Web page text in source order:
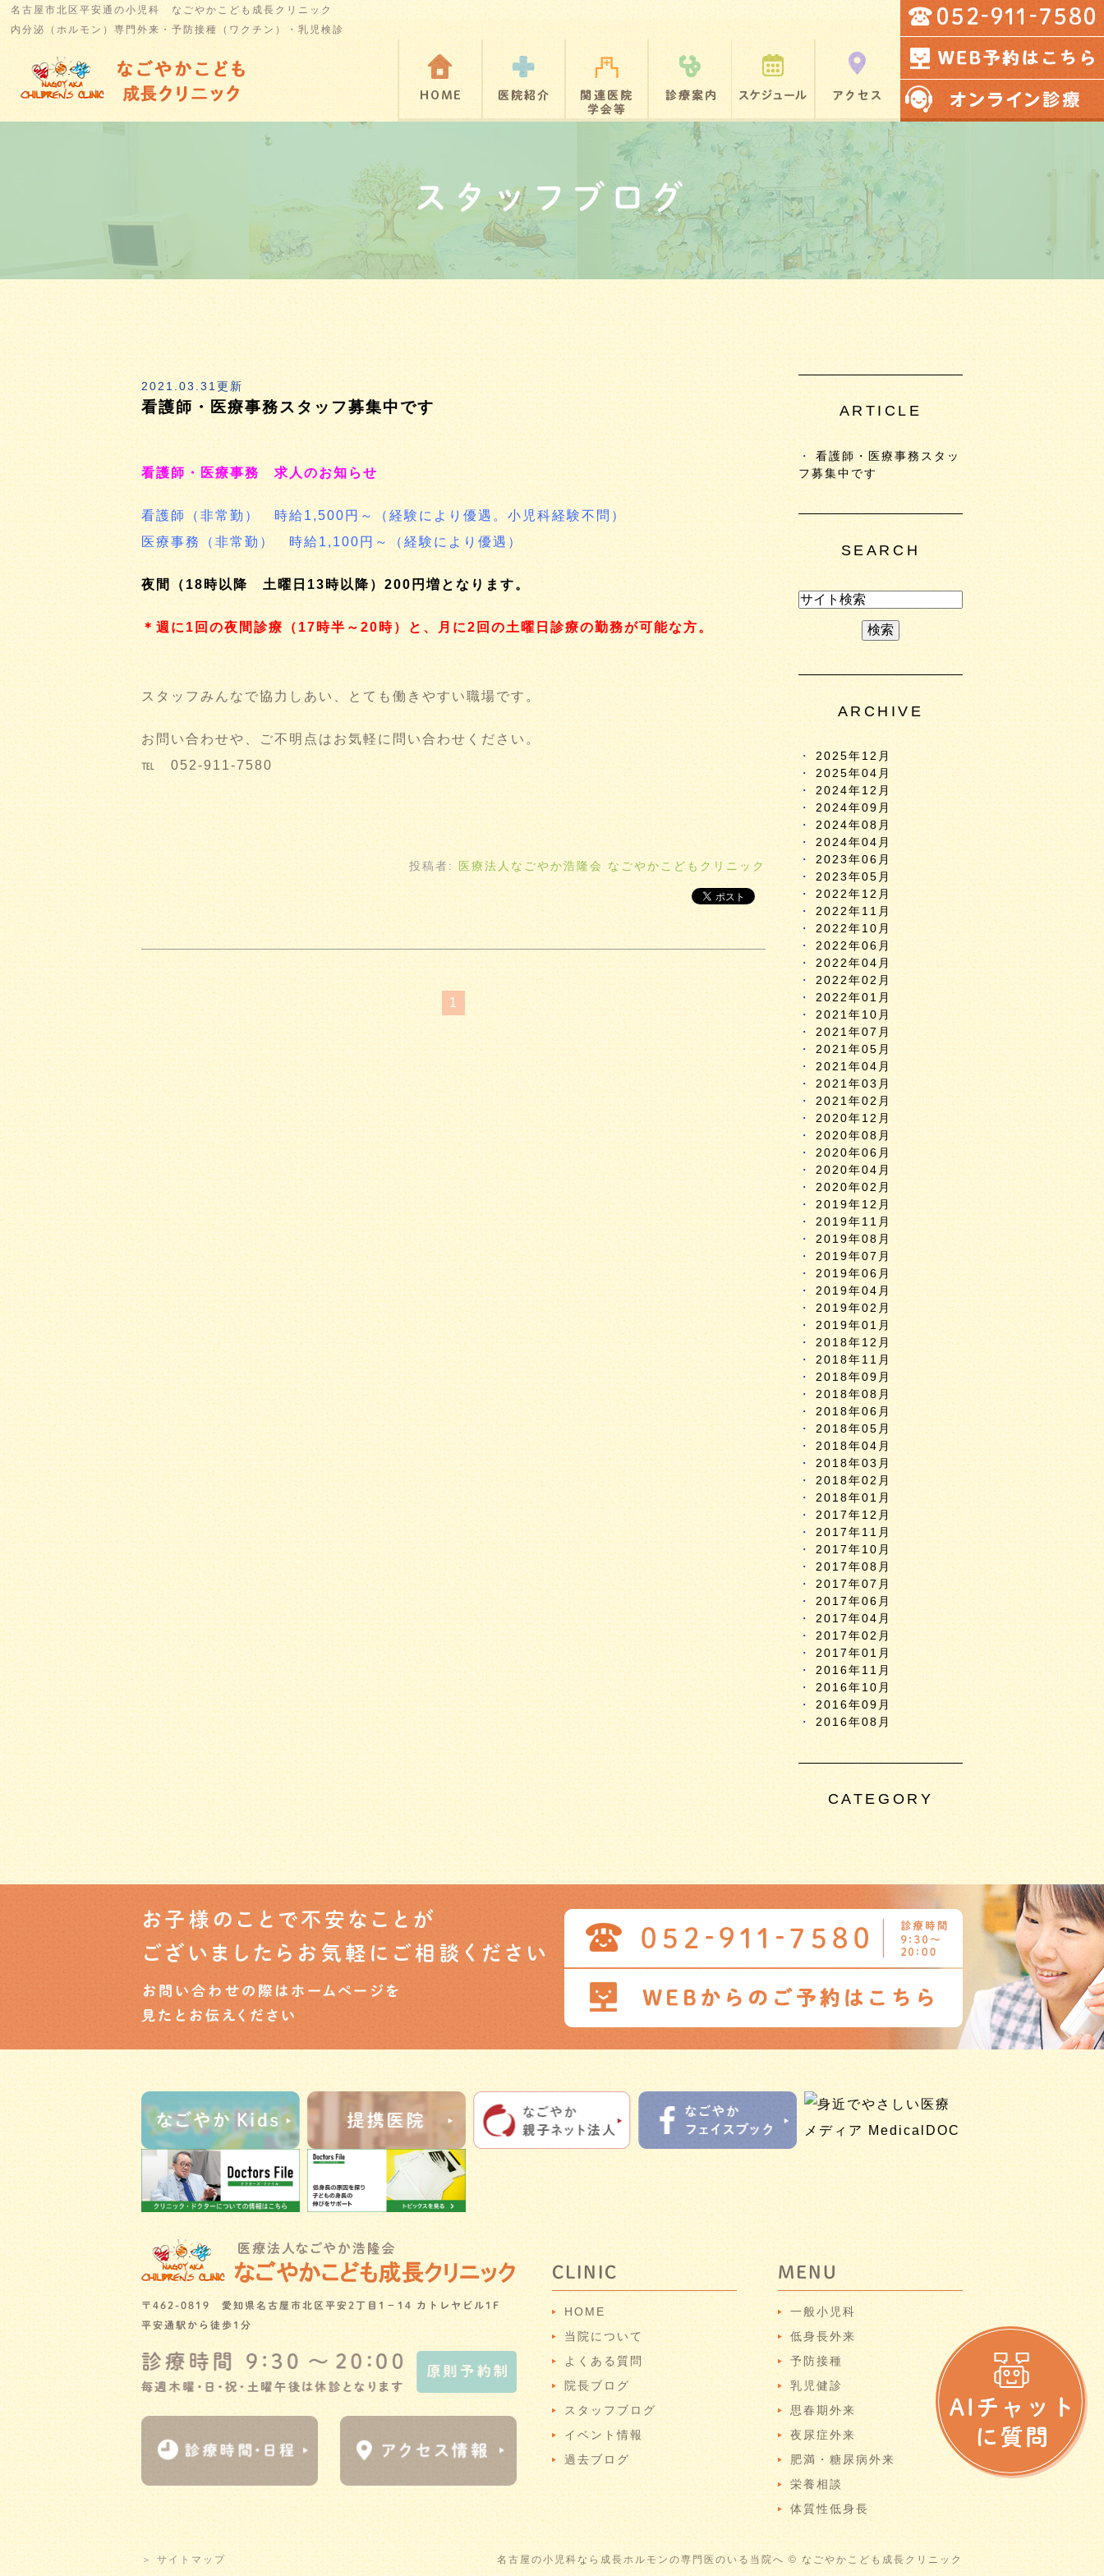
名古屋市北区平安通の小児科 なごやかこども成長クリニック
内分泌（ホルモン）専門外来・予防接種（ワクチン）・乳児検診
スタッフブログ
2021.03.31更新
看護師・医療事務スタッフ募集中です
看護師・医療事務 求人のお知らせ
看護師（非常勤） 時給1,500円～（経験により優遇。小児科経験不問）
医療事務（非常勤） 時給1,100円～（経験により優遇）
夜間（18時以降 土曜日13時以降）200円増となります。
＊週に1回の夜間診療（17時半～20時）と、月に2回の土曜日診療の勤務が可能な方。
スタッフみんなで協力しあい、とても働きやすい職場です。
お問い合わせや、ご不明点はお気軽に問い合わせください。
℡ 052-911-7580
投稿者: 医療法人なごやか浩隆会 なごやかこどもクリニック
1
ARTICLE
看護師・医療事務スタッ
フ募集中です
SEARCH
ARCHIVE
2025年12月
2025年04月
2024年12月
2024年09月
2024年08月
2024年04月
2023年06月
2023年05月
2022年12月
2022年11月
2022年10月
2022年06月
2022年04月
2022年02月
2022年01月
2021年10月
2021年07月
2021年05月
2021年04月
2021年03月
2021年02月
2020年12月
2020年08月
2020年06月
2020年04月
2020年02月
2019年12月
2019年11月
2019年08月
2019年07月
2019年06月
2019年04月
2019年02月
2019年01月
2018年12月
2018年11月
2018年09月
2018年08月
2018年06月
2018年05月
2018年04月
2018年03月
2018年02月
2018年01月
2017年12月
2017年11月
2017年10月
2017年08月
2017年07月
2017年06月
2017年04月
2017年02月
2017年01月
2016年11月
2016年10月
2016年09月
2016年08月
CATEGORY
〒462-0819 愛知県名古屋市北区平安2丁目1－14 カトレヤビル1F
平安通駅から徒歩1分
CLINIC
HOME
当院について
よくある質問
院長ブログ
スタッフブログ
イベント情報
過去ブログ
MENU
一般小児科
低身長外来
予防接種
乳児健診
思春期外来
夜尿症外来
肥満・糖尿病外来
栄養相談
体質性低身長
＞ サイトマップ 名古屋の小児科なら成長ホルモンの専門医のいる当院へ © なごやかこども成長クリニック